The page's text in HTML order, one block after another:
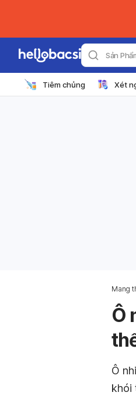
Sản
Tiêm chủng Xét
Mang
Ô
Ô
khói